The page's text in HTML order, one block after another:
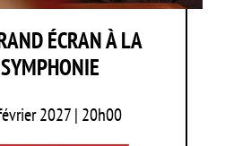
ÉCRAN À LA
SYMPHONIE
2027 | 20h00